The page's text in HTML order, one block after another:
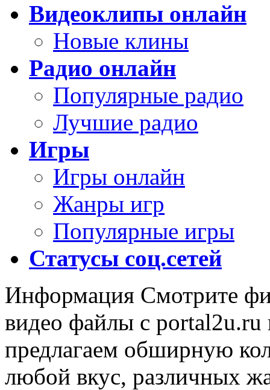
Видеоклипы онлайн
Новые клины
Радио онлайн
Популярные радио
Лучшие радио
Игры
Игры онлайн
Жанры игр
Популярные игры
Статусы соц.сетей
Информация Смотрите
видео файлы с
предлагаем обширную
любой вкус, различных